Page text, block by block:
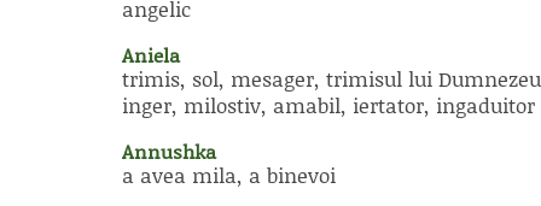
angelic
Aniela
trimis, sol, mesager, trimisul lui
inger, milostiv, amabil, iertator, ingaduitor
Annushka
a avea mila, a binevoi